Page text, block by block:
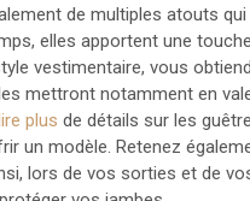
de multiples atouts
elles apportent une
vestimentaire, vous
mettront notamment en
plus de détails sur les
un modèle. Retenez
lors de vos sorties et de